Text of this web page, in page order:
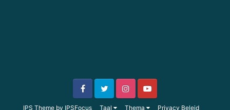
IPS Theme by IPSFocus Taal Thema Privacy Beleid